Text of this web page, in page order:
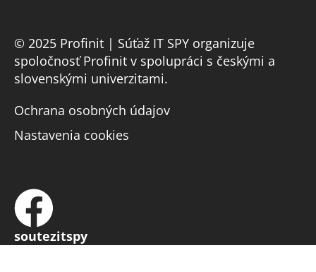
© 2025 Profinit | Súťaž IT SPY organizuje
spoločnosť Profinit v spolupráci s českými a
slovenskými univerzitami.
Ochrana osobných údajov
Nastavenia cookies
soutezitspy